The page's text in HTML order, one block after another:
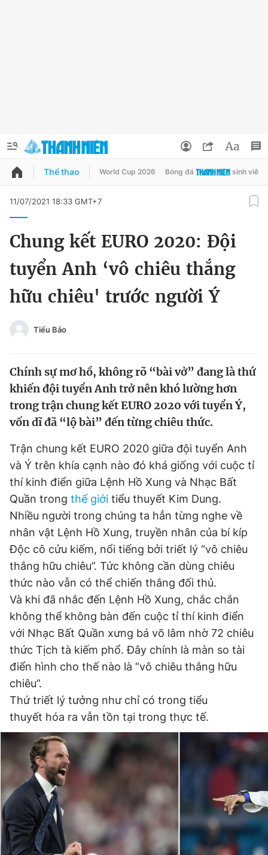
QUẢNG CÁO ĐẶT BÁO
Chuyên mục
Tin 24h
Video Magazine
Sản phẩm khác
Tiện ích Bạn cần biết
Thông tin tòa soạn Liên hệ quảng cáo
Đọc Thanh Niên trên điện thoại
Theo dõi báo trên
Hotline
0906 645 777 0908 780 404
Đặt báo Quảng cáo RSS Tòa soạn Chính sách bảo
Tổng biên tập: Nguyễn Ngọc Toàn
Phó tổng biên tập thường trực: Hải Thành
Phó tổng biên tập: Lâm Hiếu Dũng
Phó tổng biên tập: Trần Việt Hưng
Tổng thư ký tòa soạn: Đức Trung
Giấy phép xuất bản số 110/GP - BTTTT cấp ngày 24.3.2020
© 2003-2026 Bản quyền thuộc về Báo Thanh Niên. Cấm sao
chép dưới mọi hình thức nếu không có sự chấp thuận bằng văn
bản. Phát triển bởi ePi Technologies, JSC.
Đổi mật khẩu
Tin đã lưu
Tin đã xem
Đăng xuất
Thể thao World Cup 2026 Bóng đá sinh viên
11/07/2021 18:33 GMT+7
Chung kết EURO 2020: Đội
tuyển Anh ‘vô chiêu thắng
hữu chiêu' trước người Ý
Tiểu Bảo
Chính sự mơ hồ, không rõ “bài vở” đang là thứ
khiến đội tuyển Anh trở nên khó lường hơn
trong trận chung kết EURO 2020 với tuyển Ý,
vốn dĩ đã “lộ bài” đến từng chiêu thức.
Trận chung kết EURO 2020 giữa đội tuyển Anh
và Ý trên khía cạnh nào đó khá giống với cuộc tỉ
thí kinh điển giữa Lệnh Hồ Xung và Nhạc Bất
Quần trong thế giới tiểu thuyết Kim Dung.
Nhiều người trong chúng ta hẳn từng nghe về
nhân vật Lệnh Hồ Xung, truyền nhân của bí kíp
Độc cô cửu kiếm, nổi tiếng bởi triết lý “vô chiêu
thắng hữu chiêu”. Tức không cần dùng chiêu
thức nào vẫn có thể chiến thắng đối thủ.
Và khi đã nhắc đến Lệnh Hồ Xung, chắc chắn
không thể không bàn đến cuộc tỉ thí kinh điển
với Nhạc Bất Quần xưng bá võ lâm nhờ 72 chiêu
thức Tịch tà kiếm phổ. Đây chính là màn so tài
điển hình cho thế nào là “vô chiêu thắng hữu
chiêu”.
Thứ triết lý tưởng như chỉ có trong tiểu
thuyết hóa ra vẫn tồn tại trong thực tế.